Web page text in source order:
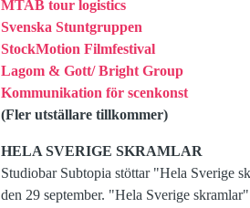
MTAB tour logistics
Svenska Stuntgruppen
StockMotion Filmfestival
Lagom & Gott/ Bright Group
Kommunikation för scenkonst
(Fler utställare tillkommer)
HELA SVERIGE SKRAMLAR
Studiobar Subtopia stöttar "Hela Sverige
den 29 september. "Hela Sverige